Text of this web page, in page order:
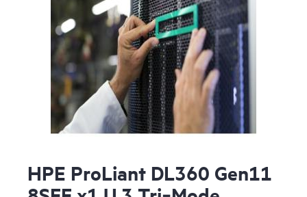
HPE ProLiant DL360 Gen11